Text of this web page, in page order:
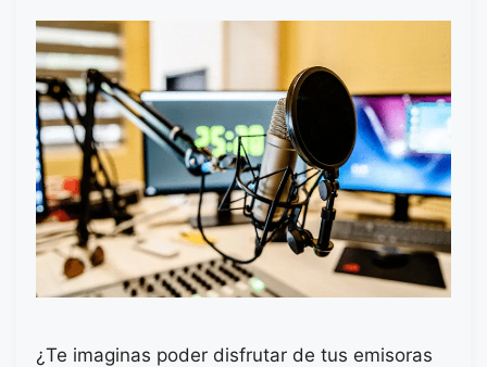
¿Te imaginas poder disfrutar de tus emisoras